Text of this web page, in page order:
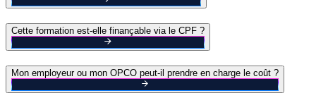
Cette formation est-elle finançable via le CPF ?
Mon employeur ou mon OPCO peut-il prendre en charge le coût ?